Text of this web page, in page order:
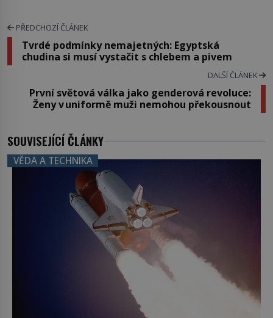
PŘEDCHOZÍ ČLÁNEK
Tvrdé podmínky nemajetných: Egyptská
chudina si musí vystačit s chlebem a pivem
DALŠÍ ČLÁNEK
První světová válka jako genderová revoluce:
Ženy v uniformě muži nemohou překousnout
SOUVISEJÍCÍ ČLÁNKY
VĚDA A TECHNIKA